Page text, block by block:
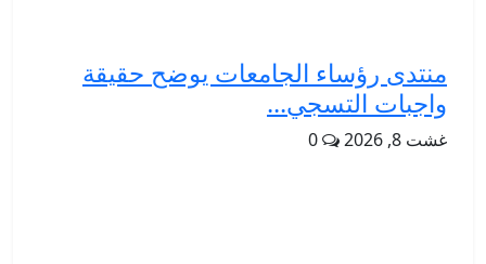
منتدى رؤساء الجامعات يوضح حقيقة
واجبات التسجي...
غشت 8, 2026 0